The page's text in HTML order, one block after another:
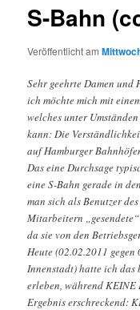
S-Bahn
Veröffentlicht am
Sehr geehrte Damen und
ich möchte mich mit
welches unter
kann: Die
auf Hamburger
Das eine Durchsage
eine S-Bahn gerade in
man sich als Benutzer
Mitarbeitern
da sie von den
Heute (02.02.2011
Innenstadt) hatte ich das
erleben, während
Ergebnis erschreckend: